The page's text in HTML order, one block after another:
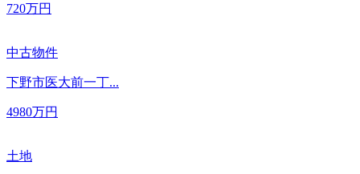
720万円
中古物件
下野市医大前一丁...
4980万円
土地